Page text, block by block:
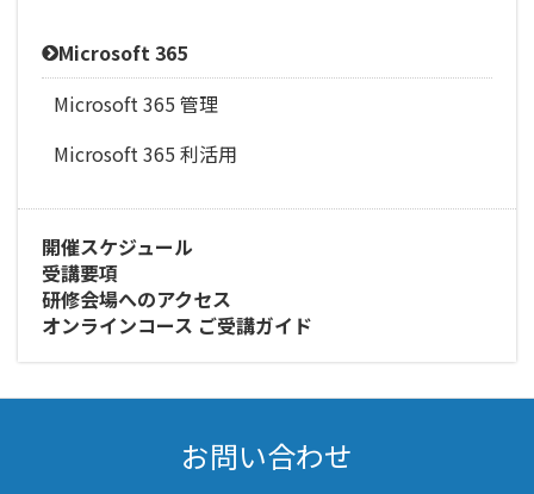
Microsoft 365
Microsoft 365 管理
Microsoft 365 利活用
開催スケジュール
受講要項
研修会場へのアクセス
オンラインコース ご受講ガイド
お問い合わせ